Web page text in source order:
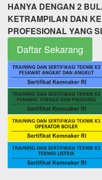
HANYA DENGAN 2
KETRAMPILAN DAN
PROFESIONAL YANG
Daftar Sekarang